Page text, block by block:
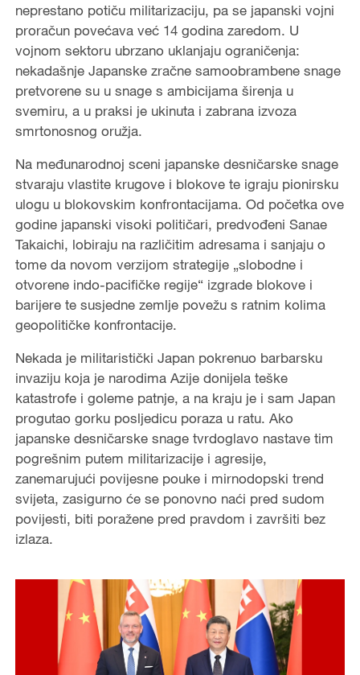
neprestano potiču militarizaciju, pa se japanski vojni
proračun povećava već 14 godina zaredom. U
vojnom sektoru ubrzano uklanjaju ograničenja:
nekadašnje Japanske zračne samoobrambene snage
pretvorene su u snage s ambicijama širenja u
svemiru, a u praksi je ukinuta i zabrana izvoza
smrtonosnog oružja.
Na međunarodnoj sceni japanske desničarske snage
stvaraju vlastite krugove i blokove te igraju pionirsku
ulogu u blokovskim konfrontacijama. Od početka ove
godine japanski visoki političari, predvođeni Sanae
Takaichi, lobiraju na različitim adresama i sanjaju o
tome da novom verzijom strategije „slobodne i
otvorene indo-pacifičke regije“ izgrade blokove i
barijere te susjedne zemlje povežu s ratnim kolima
geopolitičke konfrontacije.
Nekada je militaristički Japan pokrenuo barbarsku
invaziju koja je narodima Azije donijela teške
katastrofe i goleme patnje, a na kraju je i sam Japan
progutao gorku posljedicu poraza u ratu. Ako
japanske desničarske snage tvrdoglavo nastave tim
pogrešnim putem militarizacije i agresije,
zanemarujući povijesne pouke i mirnodopski trend
svijeta, zasigurno će se ponovno naći pred sudom
povijesti, biti poražene pred pravdom i završiti bez
izlaza.